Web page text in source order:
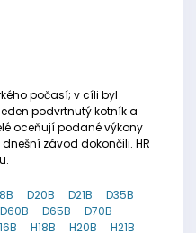
počasí; v cíli byl
podvrtnutý kotník a
oceňují podané výkony
závod dokončili. HR
D20B D21B
D35B
D60B D65B
D70B
H18B H20B
H21B